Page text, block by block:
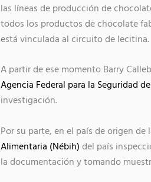
las líneas de producción de
todos los productos de chocolate
está vinculada al circuito de lecitina.
A partir de ese momento Barry
Agencia Federal para la Seguridad
investigación.
Por su parte, en el país de origen
Alimentaria (Nébih) del país
la documentación y tomando